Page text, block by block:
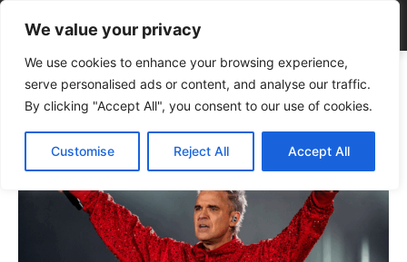
We value your privacy
We use cookies to enhance your browsing experience,
serve personalised ads or content, and analyse our traffic.
By clicking "Accept All", you consent to our use of cookies.
Customise Reject All Accept All
Tags τροχαία
Tag:τροχαία